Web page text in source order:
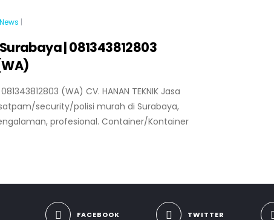
News |
| 081343812803
081343812803 (WA) CV. HANAN TEKNIK Jasa
security/polisi murah di Surabaya,
profesional. Container/Kontainer
FACEBOOK TWITTER